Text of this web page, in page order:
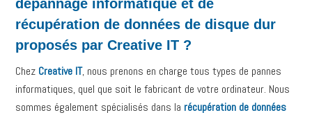
dépannage informatique et de
récupération de données de disque dur
proposés par Creative IT ?
Chez Creative IT, nous prenons en charge tous types de pannes
informatiques, quel que soit le fabricant de votre ordinateur. Nous
sommes également spécialisés dans la récupération de données